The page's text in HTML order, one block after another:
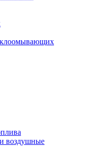
воздушные